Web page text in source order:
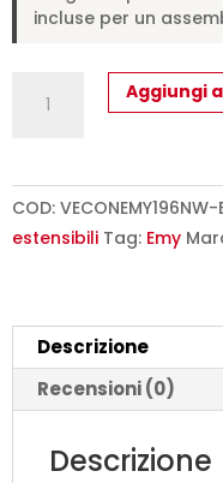
incluse per un
allungabile
Emy
Small
quantità
Aggiungi
COD: VECONEMY196NW-
estensibili Tag: Emy
Descrizione
Recensioni (0)
Descrizione